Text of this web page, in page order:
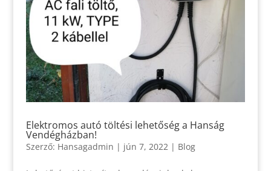
Elektromos autó töltési lehetőség a Hanság
Vendégházban!
Szerző: Hansagadmin | jún 7, 2022| Blog